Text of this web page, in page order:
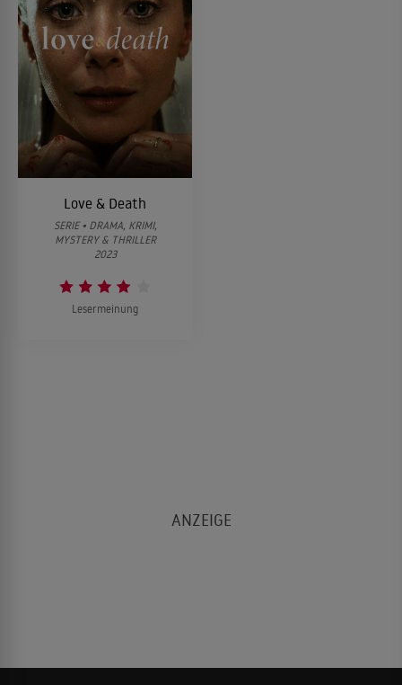
Love & Death
SERIE • DRAMA, KRIMI,
MYSTERY & THRILLER
2023
Lesermeinung